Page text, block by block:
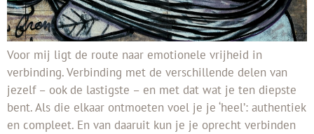
Voor mij ligt de route naar emotionele vrijheid in
verbinding. Verbinding met de verschillende delen van
jezelf – ook de lastigste – en met dat wat je ten diepste
bent. Als die elkaar ontmoeten voel je je ‘heel’: authentiek
en compleet. En van daaruit kun je je oprecht verbinden